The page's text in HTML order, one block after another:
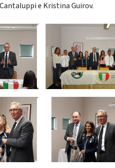
e Kristina Guirov.